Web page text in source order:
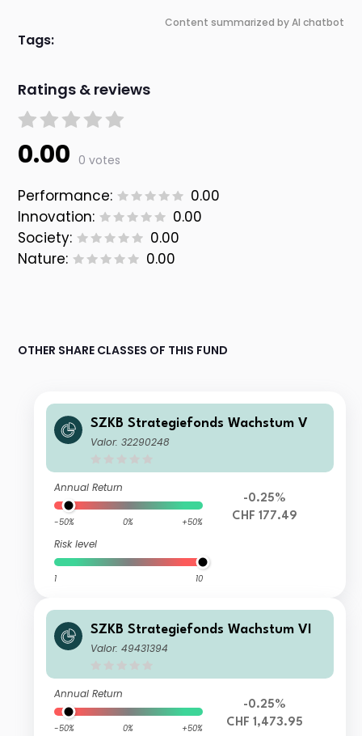
Content summarized by AI chatbot
Tags:
Ratings & reviews
0.00 0 votes
Performance:
0.00
Innovation:
0.00
Society:
0.00
Nature:
0.00
OTHER SHARE CLASSES OF THIS FUND
SZKB Strategiefonds Wachstum V
Valor: 32290248
Annual Return
-50% 0% +50%
Risk level
1 10
-0.25%
CHF 177.49
SZKB Strategiefonds Wachstum VI
Valor: 49431394
Annual Return
-50% 0% +50%
-0.25%
CHF 1,473.95